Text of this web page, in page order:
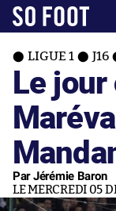
LIGUE 1 J16
Le jour
Par Jérémie Baron
LE MERCREDI 05